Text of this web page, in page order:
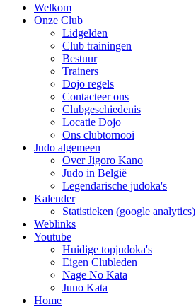
Welkom
Onze Club
Lidgelden
Club trainingen
Bestuur
Trainers
Dojo regels
Contacteer ons
Clubgeschiedenis
Locatie Dojo
Ons clubtornooi
Judo algemeen
Over Jigoro Kano
Judo in België
Legendarische judoka's
Kalender
Statistieken (google analytics)
Weblinks
Youtube
Huidige topjudoka's
Eigen Clubleden
Nage No Kata
Juno Kata
Home